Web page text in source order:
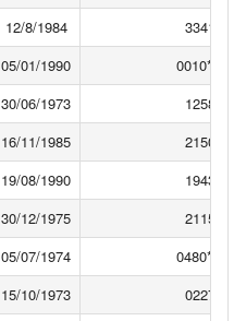
12/8/1984
05/01/1990
30/06/1973
16/11/1985
19/08/1990
30/12/1975
05/07/1974
15/10/1973